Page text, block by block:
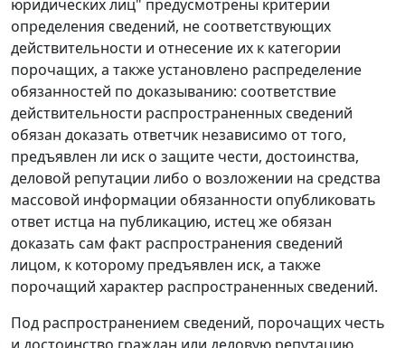
юридических лиц" предусмотрены критерии
определения сведений, не соответствующих
действительности и отнесение их к категории
порочащих, а также установлено распределение
обязанностей по доказыванию: соответствие
действительности распространенных сведений
обязан доказать ответчик независимо от того,
предъявлен ли иск о защите чести, достоинства,
деловой репутации либо о возложении на средства
массовой информации обязанности опубликовать
ответ истца на публикацию, истец же обязан
доказать сам факт распространения сведений
лицом, к которому предъявлен иск, а также
порочащий характер распространенных сведений.
Под распространением сведений, порочащих честь